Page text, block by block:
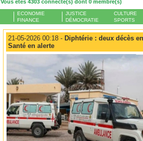
Vous êtes 4303 connecté(s) dont 0 membre(s)
ECONOMIE
FINANCE
JUSTICE
DÉMOCRATIE
CULTURE
SPORTS
21-05-2026 00:18 - Diphtérie : deux décès
Santé en alerte